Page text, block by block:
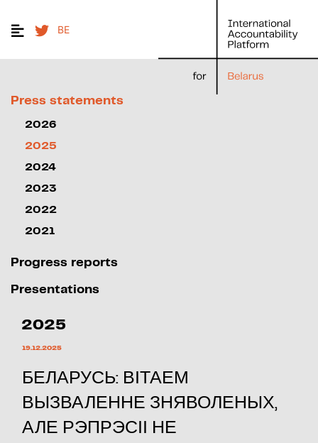
BE
Press statements
2026
2025
2024
2023
2022
2021
Progress reports
Presentations
2025
19.12.2025
БЕЛАРУСЬ: ВІТАЕМ
ВЫЗВАЛЕННЕ ЗНЯВОЛЕНЫХ,
АЛЕ РЭПРЭСІІ НЕ